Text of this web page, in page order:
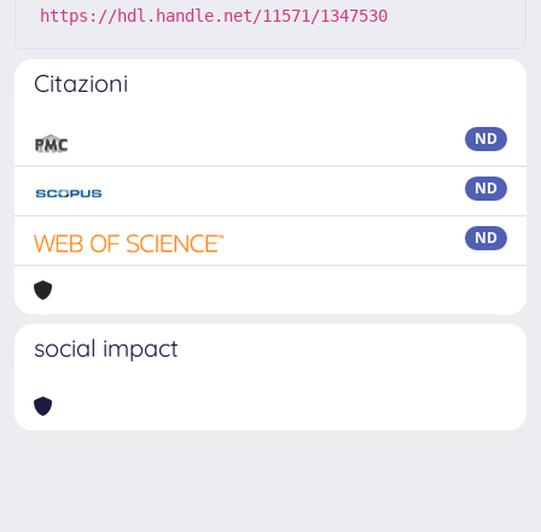
https://hdl.handle.net/11571/1347530
Citazioni
ND
ND
ND
social impact